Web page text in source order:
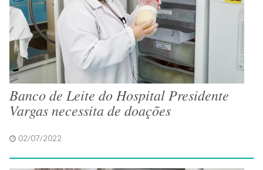
Banco de Leite do Hospital Presidente
Vargas necessita de doações
02/07/2022